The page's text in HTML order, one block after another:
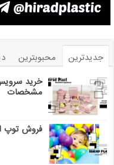
جدیدترین محبوبترین
خرید
مشخصات
فروش توپ